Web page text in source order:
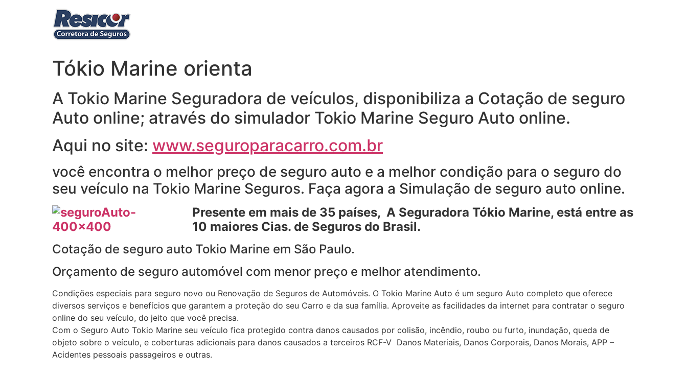
Tókio Marine orienta
A Tokio Marine Seguradora de veículos, disponibiliza a Cotação de seguro
Auto online; através do simulador Tokio Marine Seguro Auto online.
Aqui no site: www.seguroparacarro.com.br
você encontra o melhor preço de seguro auto e a melhor condição para o seguro do
seu veículo na Tokio Marine Seguros. Faça agora a Simulação de seguro auto online.
Presente em mais de 35 países, A Seguradora Tókio Marine, está entre as
10 maiores Cias. de Seguros do Brasil.
Cotação de seguro auto Tokio Marine em São Paulo.
Orçamento de seguro automóvel com menor preço e melhor atendimento.
Condições especiais para seguro novo ou Renovação de Seguros de Automóveis. O Tokio Marine Auto é um seguro Auto completo que oferece
diversos serviços e benefícios que garantem a proteção do seu Carro e da sua família. Aproveite as facilidades da internet para contratar o seguro
online do seu veículo, do jeito que você precisa.
Com o Seguro Auto Tokio Marine seu veículo fica protegido contra danos causados por colisão, incêndio, roubo ou furto, inundação, queda de
objeto sobre o veículo, e coberturas adicionais para danos causados a terceiros RCF-V Danos Materiais, Danos Corporais, Danos Morais, APP –
Acidentes pessoais passageiros e outras.